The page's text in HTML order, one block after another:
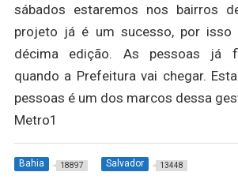
sábados estaremos nos bairros
projeto já é um sucesso, por isso
décima edição. As pessoas já
quando a Prefeitura vai chegar.
pessoas é um dos marcos dessa
Metro1
Bahia 18897 Salvador 13448